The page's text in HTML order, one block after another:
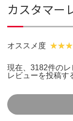
カスタマー
オススメ度
現在、3182件のレ
レビューを投稿す